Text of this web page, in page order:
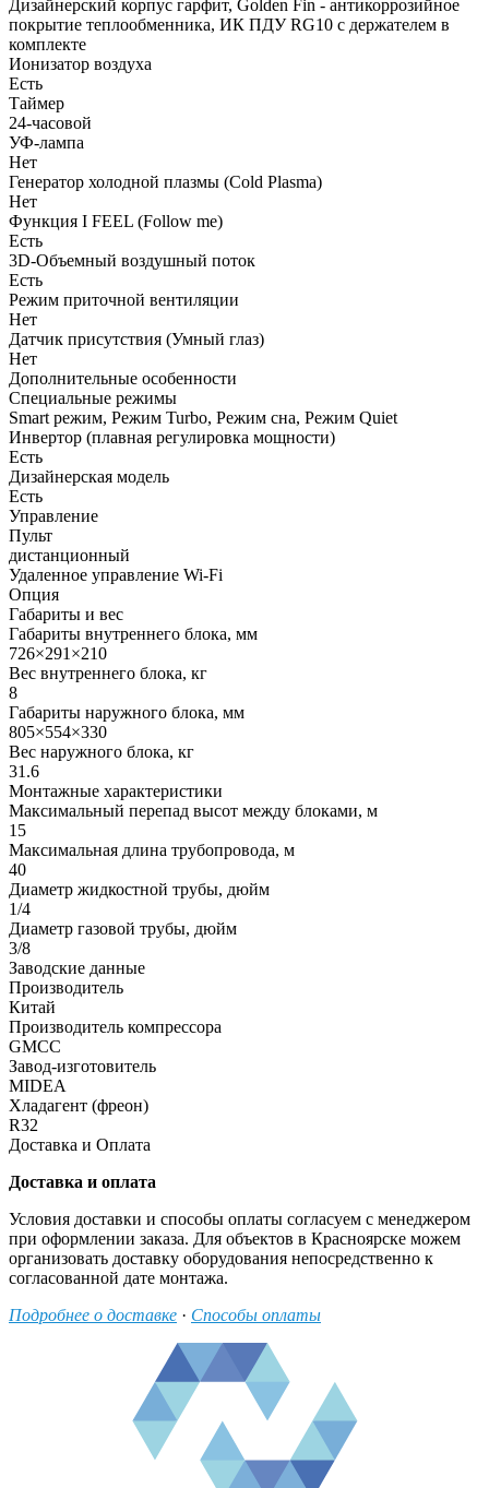
Дизайнерский корпус гарфит, Golden Fin - антикоррозийное
покрытие теплообменника, ИК ПДУ RG10 с держателем в
комплекте
Ионизатор воздуха
Есть
Таймер
24-часовой
УФ-лампа
Нет
Генератор холодной плазмы (Cold Plasma)
Нет
Функция I FEEL (Follow me)
Есть
3D-Объемный воздушный поток
Есть
Режим приточной вентиляции
Нет
Датчик присутствия (Умный глаз)
Нет
Дополнительные особенности
Специальные режимы
Smart режим, Режим Turbo, Режим сна, Режим Quiet
Инвертор (плавная регулировка мощности)
Есть
Дизайнерская модель
Есть
Управление
Пульт
дистанционный
Удаленное управление Wi-Fi
Опция
Габариты и вес
Габариты внутреннего блока, мм
726×291×210
Вес внутреннего блока, кг
8
Габариты наружного блока, мм
805×554×330
Вес наружного блока, кг
31.6
Монтажные характеристики
Максимальный перепад высот между блоками, м
15
Максимальная длина трубопровода, м
40
Диаметр жидкостной трубы, дюйм
1/4
Диаметр газовой трубы, дюйм
3/8
Заводские данные
Производитель
Китай
Производитель компрессора
GMCC
Завод-изготовитель
MIDEA
Хладагент (фреон)
R32
Доставка и Оплата
Доставка и оплата
Условия доставки и способы оплаты согласуем с менеджером
при оформлении заказа. Для объектов в Красноярске можем
организовать доставку оборудования непосредственно к
согласованной дате монтажа.
Подробнее о доставке · Способы оплаты